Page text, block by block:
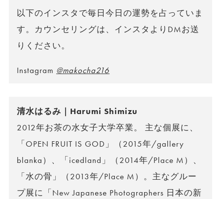
以下のインスタで毎日今日の運勢を占っていま
す。カウンセリングは、インスタよりDMお送
りください。
Instagram @makocha216
清水はるみ｜Harumi Shimizu
2012年お茶の水女子大学卒業。 主な個展に、
「OPEN FRUIT IS GOD」（2015年/gallery
blanka）、「icedland」（2014年/Place M）、
「水の骨」（2013年/Place M）。主なグルー
プ展に「New Japanese Photographers 日本の新